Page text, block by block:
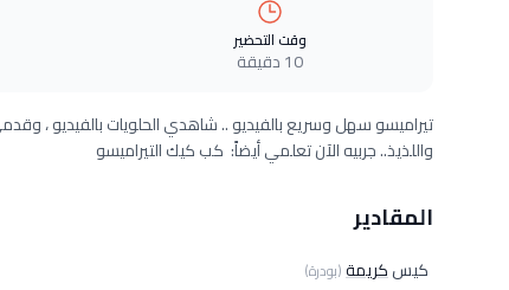
وقت التحضير
10 دقيقة
تيراميسو سهل وسريع بالفيديو .. شاهدي الحلويات بالفيديو ،
واللذيذ.. جربيه الآن تعلمي أيضاً: كب كيك التيراميسو
المقادير
كيسكريمة(بودرة)